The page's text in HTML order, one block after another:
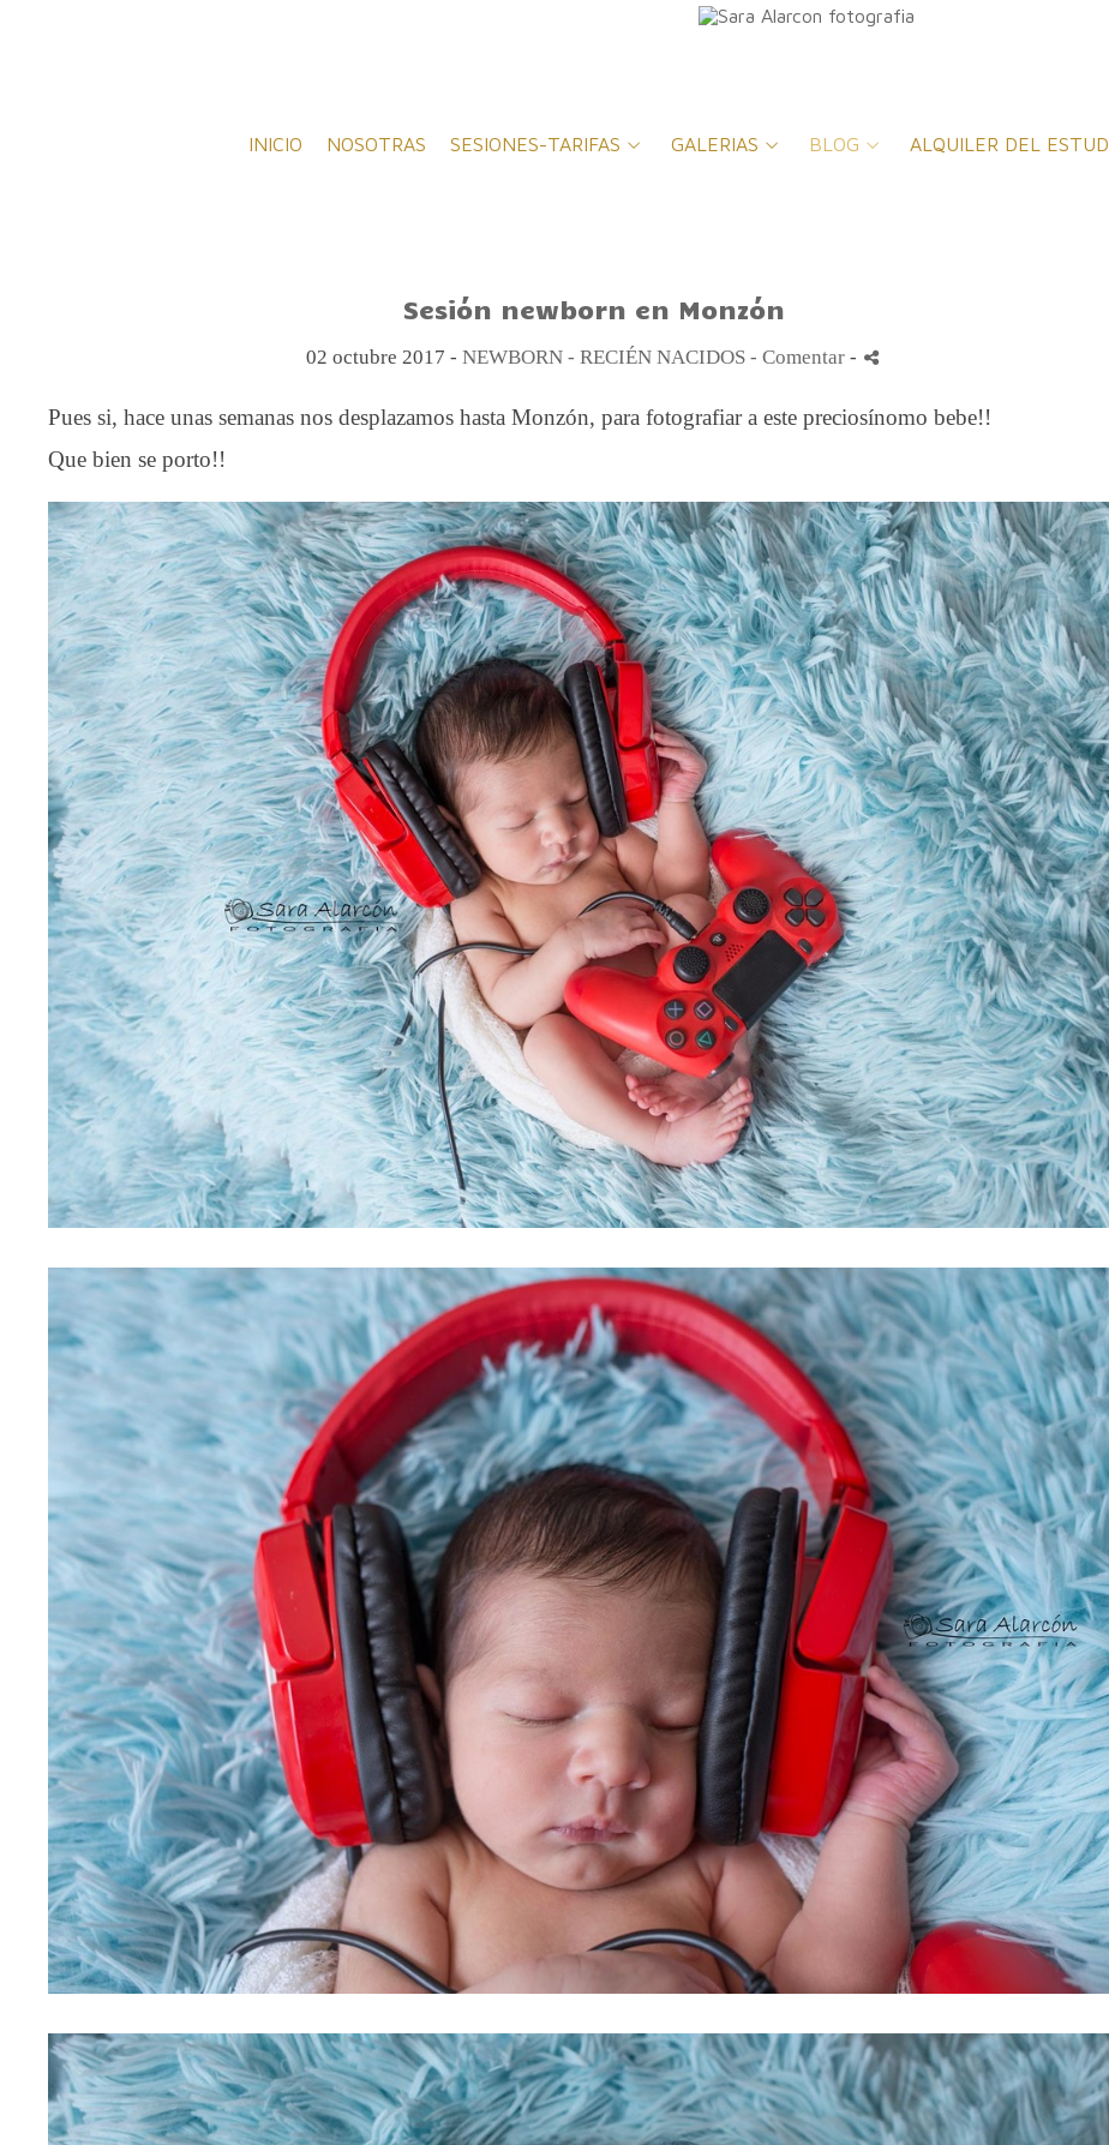
INICIO NOSOTRAS SESIONES-TARIFAS GALERIAS BLOG ALQUILER DEL
Sesión newborn en Monzón
02 octubre 2017 - NEWBORN - RECIÉN NACIDOS - Comentar -
Pues si, hace unas semanas nos desplazamos hasta Monzón, para fotografiar a este preciosínomo bebe!!
Que bien se porto!!